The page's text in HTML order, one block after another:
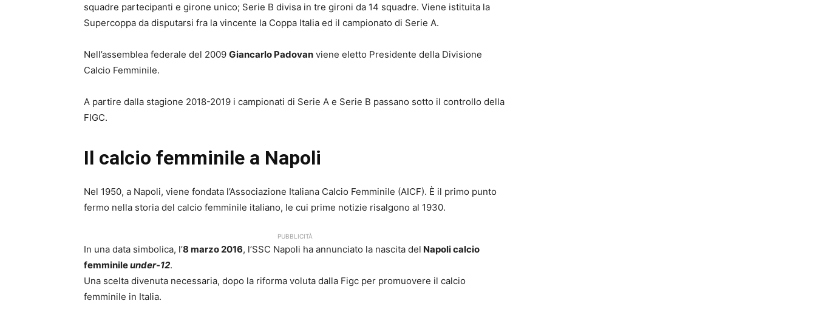
squadre partecipanti e girone unico; Serie B divisa in tre gironi da 14 squadre. Viene istituita la
Supercoppa da disputarsi fra la vincente la Coppa Italia ed il campionato di Serie A.
Nell’assemblea federale del 2009 Giancarlo Padovan viene eletto Presidente della Divisione
Calcio Femminile.
A partire dalla stagione 2018-2019 i campionati di Serie A e Serie B passano sotto il controllo della
FIGC.
Il calcio femminile a Napoli
Nel 1950, a Napoli, viene fondata l’Associazione Italiana Calcio Femminile (AICF). È il primo punto
fermo nella storia del calcio femminile italiano, le cui prime notizie risalgono al 1930.
PUBBLICITÀ
In una data simbolica, l’8 marzo 2016, l’SSC Napoli ha annunciato la nascita del Napoli calcio
femminileunder-12.
Una scelta divenuta necessaria, dopo la riforma voluta dalla Figc per promuovere il calcio
femminile in Italia.